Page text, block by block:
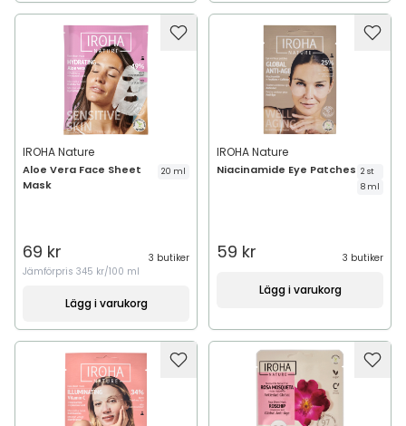
IROHA Nature
Aloe Vera Face Sheet
Mask
20 ml
69 kr
3 butiker
Jämförpris 345 kr/100 ml
Lägg i varukorg
IROHA Nature
Niacinamide Eye Patches 2 st
8 ml
59 kr 3 butiker
Lägg i varukorg